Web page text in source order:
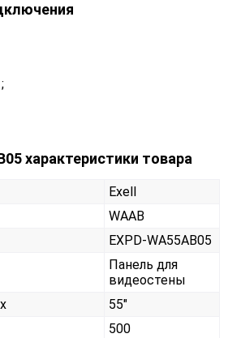
характеристики товара
Exell
WAAB
EXPD-WA55AB05
Панель для
видеостены
55"
500